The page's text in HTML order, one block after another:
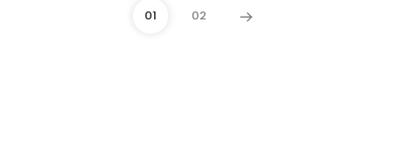
01 02